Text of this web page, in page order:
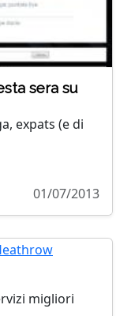
sera su
expats (e di
01/07/2013
migliori